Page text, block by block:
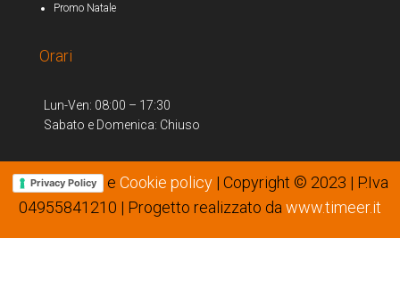
Promo Natale
Orari
Lun-Ven: 08:00 – 17:30
Sabato e Domenica: Chiuso
Privacy Policy e Cookie policy| Copyright © 2023 | P.Iva
04955841210 | Progetto realizzato da www.timeer.it